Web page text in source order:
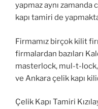
yapmaz aynı zamanda
kapı tamiri de
Firmamız birçok kilit
firmalardan bazıları
masterlock, mul-t-
ve Ankara çelik kapı
Çelik Kapı Tamiri